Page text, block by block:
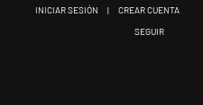
SIGA ESTA
SEGUIR
INICIAR SESIÓN | CREAR CUENTA